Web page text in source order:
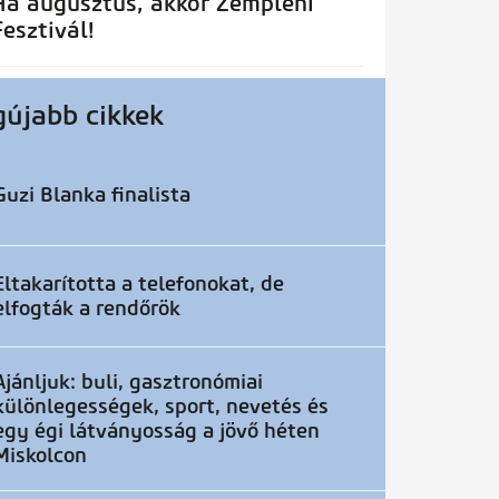
cikkek
Blanka finalista
a telefonokat, de
a rendőrök
buli, gasztronómiai
sport, nevetés és
égi látványosság a jövő héten